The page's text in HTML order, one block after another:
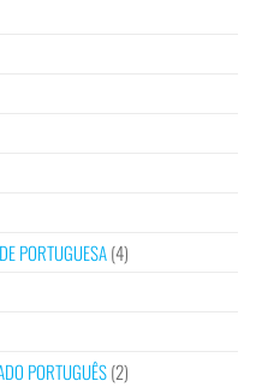
PORTUGUESA(4)
PORTUGUÊS(2)